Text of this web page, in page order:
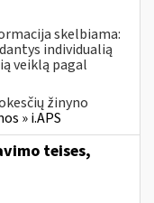
skelbiama:
individualią
veiklą pagal
žinyno
» i.APS
teises,